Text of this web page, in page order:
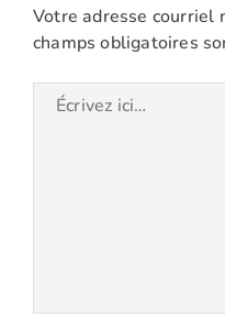
Votre adresse courriel
champs obligatoires
Écrivez